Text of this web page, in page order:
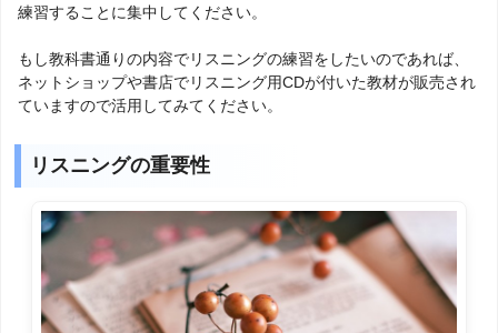
練習することに集中してください。
もし教科書通りの内容でリスニングの練習をしたいのであれば、
ネットショップや書店でリスニング用CDが付いた教材が販売され
ていますので活用してみてください。
リスニングの重要性